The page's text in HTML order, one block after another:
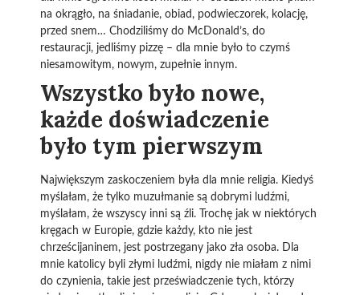
na okrągło, na śniadanie, obiad, podwieczorek, kolację,
przed snem… Chodziliśmy do McDonald’s, do
restauracji, jedliśmy pizzę – dla mnie było to czymś
niesamowitym, nowym, zupełnie innym.
Wszystko było nowe,
każde doświadczenie
było tym pierwszym
Największym zaskoczeniem była dla mnie religia. Kiedyś
myślałam, że tylko muzułmanie są dobrymi ludźmi,
myślałam, że wszyscy inni są źli. Trochę jak w niektórych
kręgach w Europie, gdzie każdy, kto nie jest
chrześcijaninem, jest postrzegany jako zła osoba. Dla
mnie katolicy byli złymi ludźmi, nigdy nie miałam z nimi
do czynienia, takie jest przeświadczenie tych, którzy